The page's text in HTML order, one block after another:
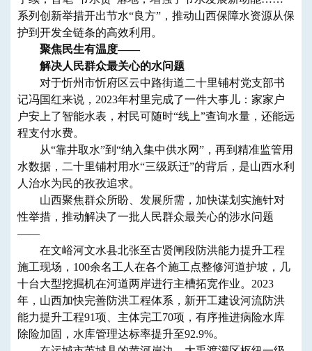
系列创新举措开出节水“良方”，推动山西保障水资源从保
护到开发全链条的高效利用。
聚焦民生有温度——
解决人民群众最关心的水问题
对于忻州市忻府区云中路街道二十里铺村党支部书
记冯国红来说，2023年村里完成了一件大事儿：家家户
户安上了智能水表，村民可随时“线上”查询水量，还能远
程支付水费。
从“靠井取水”到“纳入集中供水网”，再到精准监管用
水数据，二十里铺村用水“三级跃迁”的背后，是山西水利
人治水为民的孜孜追求。
山西聚焦群众所盼、发展所需，加快谋划实施针对
性举措，推动解决了一批人民群众最关心的涉水问题
——
在文峪河文水县北张至古贤闸段防洪能力提升工程
施工现场，100余名工人在各个施工点整修河道护坡，几
十台大型挖掘机在河道两岸进行主槽拓宽作业。2023
年，山西加快完善防洪工程体系，新开工建设河流防洪
能力提升工程91项、主体完工70项，有序推进病险水库
除险加固，水库管理达标率提升至92.9%。